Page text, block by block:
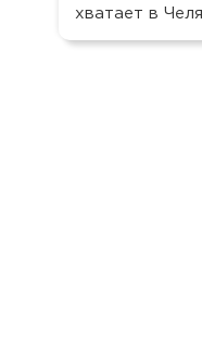
хватает в